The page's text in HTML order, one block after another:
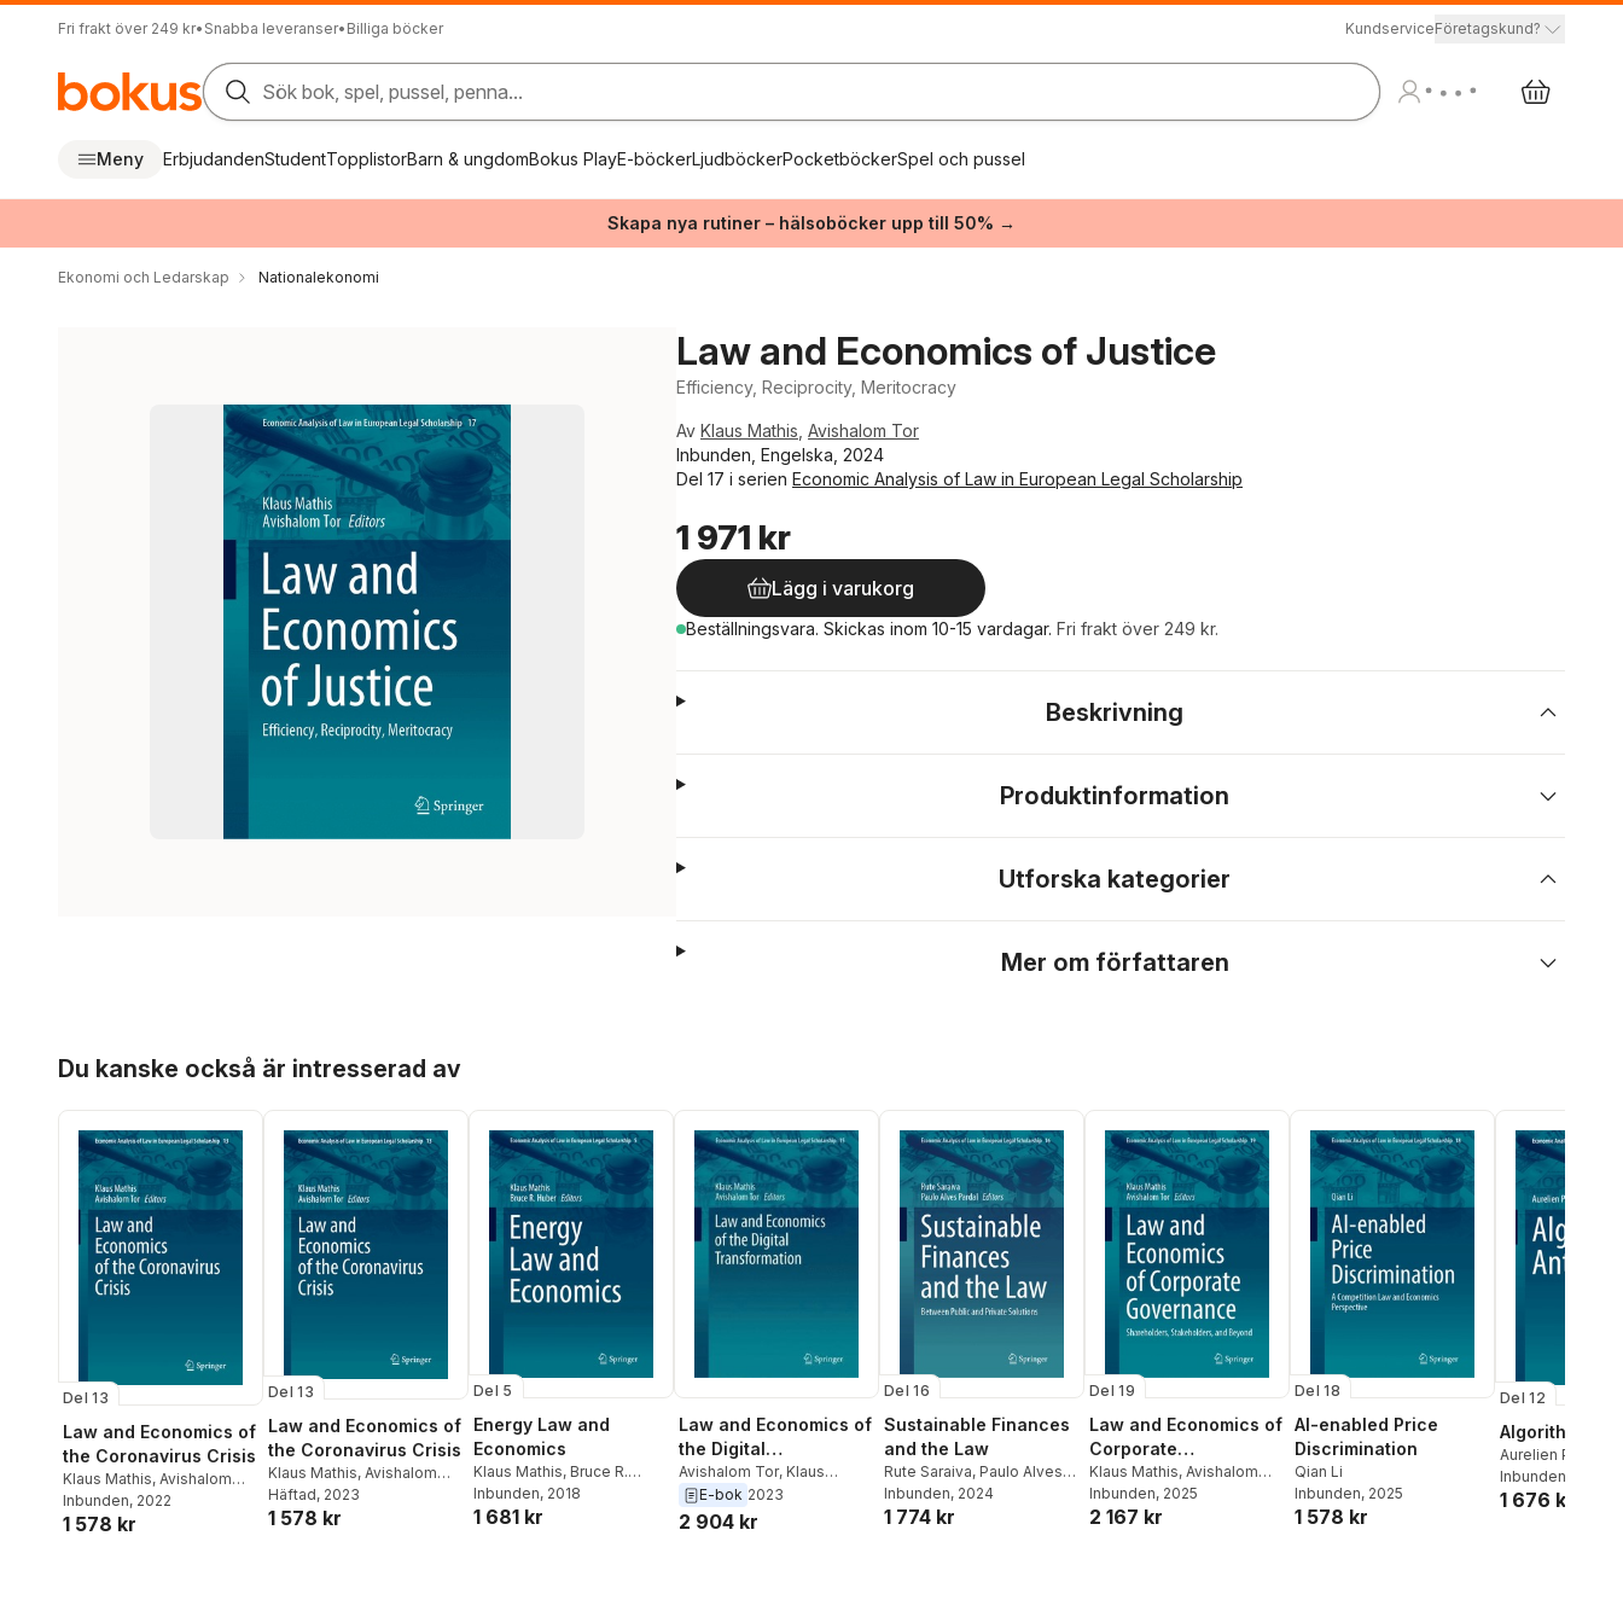
Fri frakt över 249 kr• Snabba leveranser• Billiga böcker KundserviceFöretagskund?
Sök bok, spel, pussel, penna...
Meny ErbjudandenStudentTopplistorBarn & ungdomBokus PlayE-böckerLjudböckerPocketböckerSpel och pussel
Skapa nya rutiner – hälsoböcker upp till 50% →
Ekonomi och Ledarskap Nationalekonomi
Law and Economics of Justice
Efficiency, Reciprocity, Meritocracy
Av Klaus Mathis Avishalom Tor
Inbunden, Engelska, 2024
Del 17 i serien Economic Analysis of Law in European Legal Scholarship
1 971 kr
Lägg i varukorg
Beställningsvara. Skickas inom 10-15 vardagar. Fri frakt över 249 kr.
Beskrivning
Produktinformation
Utforska kategorier
Mer om författaren
Du kanske också är intresserad av
Del 13
Law and Economics of
the Coronavirus Crisis
Klaus Mathis, Avishalom
Tor
Inbunden, 2022
1 578 kr
Del 13
Law and Economics of
the Coronavirus Crisis
Klaus Mathis, Avishalom
Tor
Häftad, 2023
1 578 kr
Del 5
Energy Law and
Economics
Klaus Mathis, Bruce R.
Huber
Inbunden, 2018
1 681 kr
Law and Economics of
the Digital
Transformation
Avishalom Tor, Klaus
Mathis
E-bok 2023
2 904 kr
Del 16
Sustainable Finances
and the Law
Rute Saraiva, Paulo Alves
Pardal
Inbunden, 2024
1 774 kr
Del 19
Law and Economics of
Corporate
Governance
Klaus Mathis, Avishalom
Tor
Inbunden, 2025
2 167 kr
Del 18
AI-enabled Price
Discrimination
Qian Li
Inbunden, 2025
1 578 kr
Del 12
Algorithmic
Aurelien
Inbunden
1 676 kr